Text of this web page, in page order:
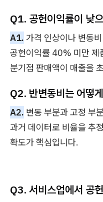
Q1. 공헌이익률이 낮
A1. 가격 인상이나 변동
공헌이익률 40% 미만 제
분기점 판매액이 매출을
Q2. 반변동비는 어떻
A2. 변동 부분과 고정 부
과거 데이터로 비율을 추
확도가 핵심입니다.
Q3. 서비스업에서 공